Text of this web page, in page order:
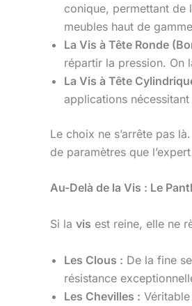
conique, permettant de
meubles haut de
La Vis à Tête Ronde
répartir la pression. On
La Vis à Tête
applications
Le choix ne s’arrête pas
de paramètres que
Au-Delà de la Vis : Le
Si la vis est reine, elle ne
Les Clous : De la fine
résistance
Les Chevilles :